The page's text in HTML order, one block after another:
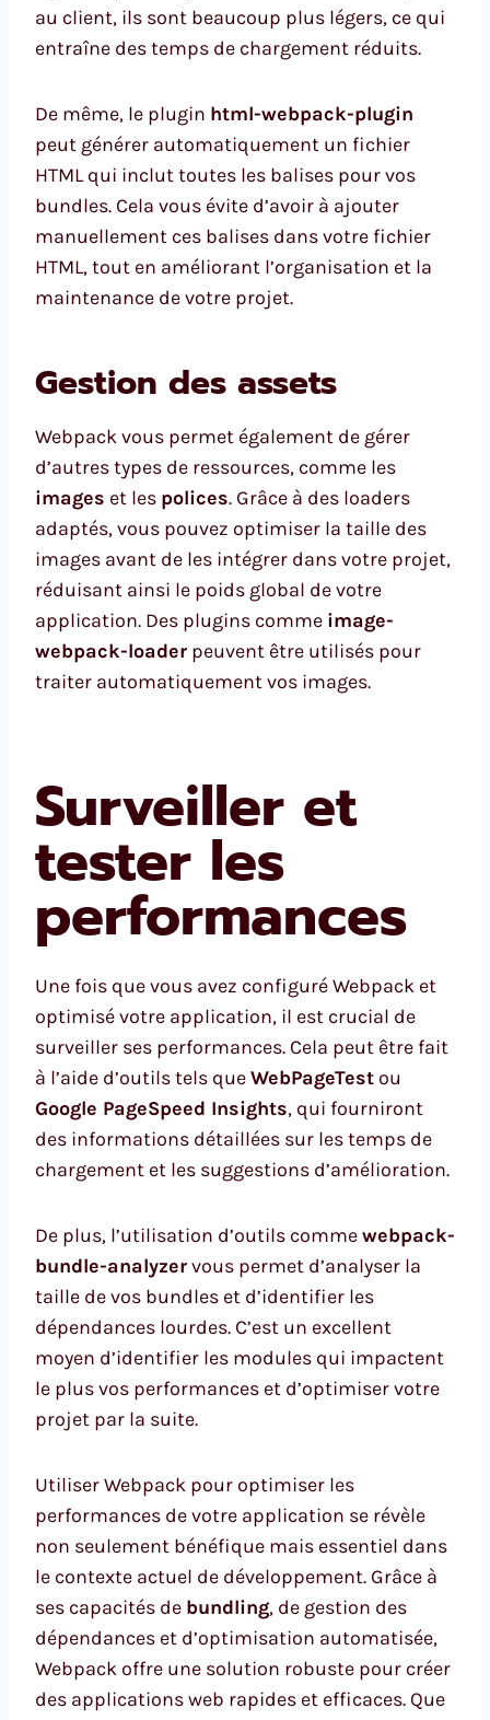
au client, ils sont beaucoup plus légers, ce qui
entraîne des temps de chargement réduits.
De même, le plugin html-webpack-plugin
peut générer automatiquement un fichier
HTML qui inclut toutes les balises pour vos
bundles. Cela vous évite d’avoir à ajouter
manuellement ces balises dans votre fichier
HTML, tout en améliorant l’organisation et la
maintenance de votre projet.
Gestion des assets
Webpack vous permet également de gérer
d’autres types de ressources, comme les
images et les polices. Grâce à des loaders
adaptés, vous pouvez optimiser la taille des
images avant de les intégrer dans votre projet,
réduisant ainsi le poids global de votre
application. Des plugins comme image-
webpack-loader peuvent être utilisés pour
traiter automatiquement vos images.
Surveiller et
tester les
performances
Une fois que vous avez configuré Webpack et
optimisé votre application, il est crucial de
surveiller ses performances. Cela peut être fait
à l’aide d’outils tels queWebPageTest ou
Google PageSpeed Insights, qui fourniront
des informations détaillées sur les temps de
chargement et les suggestions d’amélioration.
De plus, l’utilisation d’outils commewebpack-
bundle-analyzervous permet d’analyser la
taille de vos bundles et d’identifier les
dépendances lourdes. C’est un excellent
moyen d’identifier les modules qui impactent
le plus vos performances et d’optimiser votre
projet par la suite.
Utiliser Webpack pour optimiser les
performances de votre application se révèle
non seulement bénéfique mais essentiel dans
le contexte actuel de développement. Grâce à
ses capacités de bundling, de gestion des
dépendances et d’optimisation automatisée,
Webpack offre une solution robuste pour créer
des applications web rapides et efficaces. Que